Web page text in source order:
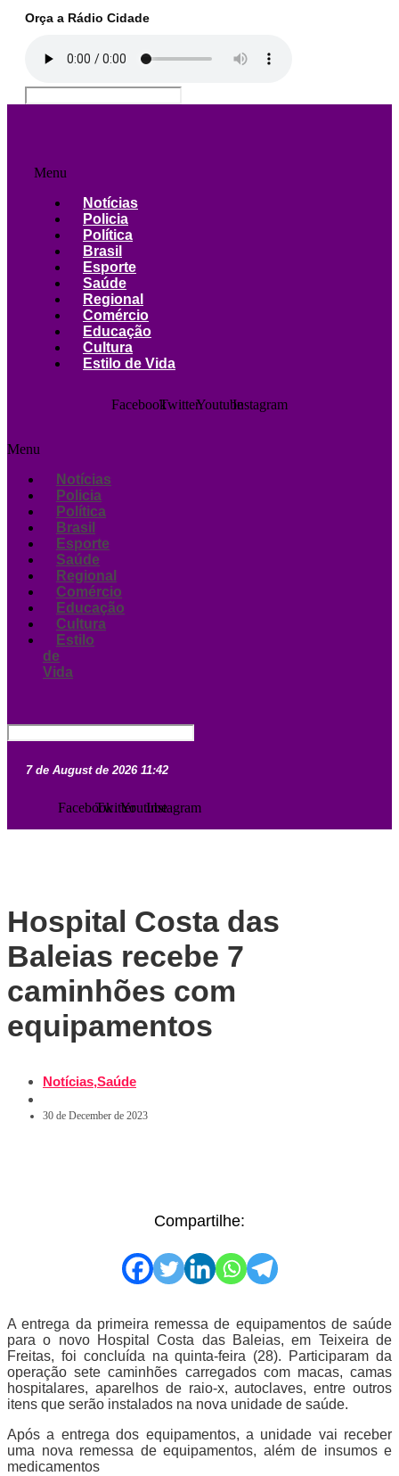
Orça a Rádio Cidade
Menu
Notícias
Policia
Política
Brasil
Esporte
Saúde
Regional
Comércio
Educação
Cultura
Estilo de Vida
FacebookTwitterYoutubeInstagram
Menu
Notícias
Policia
Política
Brasil
Esporte
Saúde
Regional
Comércio
Educação
Cultura
Estilo
de
Vida
7 de August de 2026 11:42
FacebookTwitterYoutubeInstagram
Hospital Costa das
Baleias recebe 7
caminhões com
equipamentos
Notícias,Saúde
30 de December de 2023
Compartilhe:
A entrega da primeira remessa de equipamentos de saúde
para o novo Hospital Costa das Baleias, em Teixeira de
Freitas, foi concluída na quinta-feira (28). Participaram da
operação sete caminhões carregados com macas, camas
hospitalares, aparelhos de raio-x, autoclaves, entre outros
itens que serão instalados na nova unidade de saúde.
Após a entrega dos equipamentos, a unidade vai receber
uma nova remessa de equipamentos, além de insumos e
medicamentos